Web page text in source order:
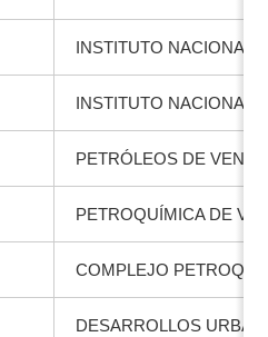
INSTITUTO NACIONAL
INSTITUTO NACIONAL
PETRÓLEOS DE
PETROQUÍMICA DE
COMPLEJO
DESARROLLOS